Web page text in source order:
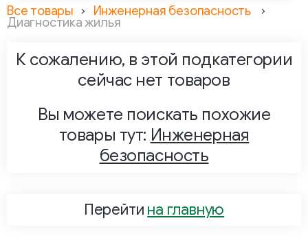
Все товары Инженерная безопасность
Диагностика жилья
К сожалению, в этой подкатегории
сейчас нет товаров
Вы можете поискать похожие
товары тут: Инженерная
безопасность
Перейти на главную